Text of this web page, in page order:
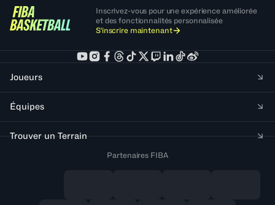
Inscrivez-vous pour une expérience améliorée
et des fonctionnalités personnalisée
S'inscrire maintenant
Joueurs
Équipes
Trouver un Terrain
Partenaires FIBA